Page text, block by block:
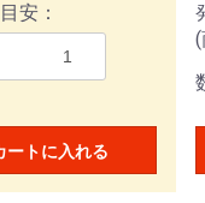
バイポーラ
ユニポーラ
DC電源用ケーブル
モータ用ケーブル
入力信号用ケーブ
AC電源用ケーブル
ドライバ
TypeMセットモデ
ドライバ
TypePセットモデ
ドライバ
TypeRセットモデ
安：
ートに入れる